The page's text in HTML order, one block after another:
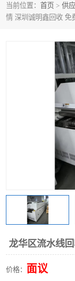
当前位置： 首页 > 供
情 深圳诚明鑫回收 免
龙华区流水线
价格： 面议